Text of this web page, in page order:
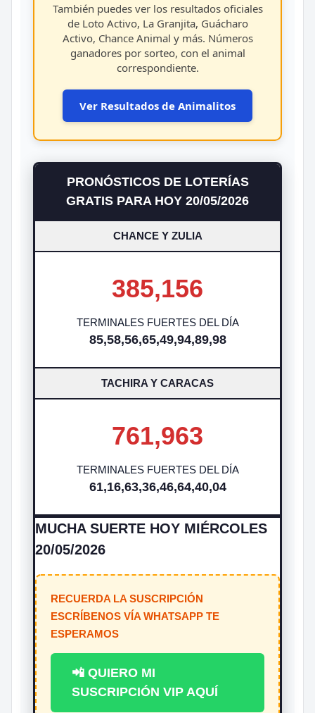
También puedes ver los resultados oficiales
de Loto Activo, La Granjita, Guácharo
Activo, Chance Animal y más. Números
ganadores por sorteo, con el animal
correspondiente.
Ver Resultados de Animalitos
PRONÓSTICOS DE LOTERÍAS
GRATIS PARA HOY 20/05/2026
CHANCE Y ZULIA
385,156
TERMINALES FUERTES DEL DÍA
85,58,56,65,49,94,89,98
TACHIRA Y CARACAS
761,963
TERMINALES FUERTES DEL DÍA
61,16,63,36,46,64,40,04
MUCHA SUERTE HOY MIÉRCOLES
20/05/2026
RECUERDA LA SUSCRIPCIÓN
ESCRÍBENOS VÍA WHATSAPP TE
ESPERAMOS
📲 QUIERO MI
SUSCRIPCIÓN VIP AQUÍ